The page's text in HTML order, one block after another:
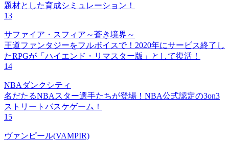
題材とした育成シミュレーション！
13
サファイア・スフィア～蒼き境界～
王道ファンタジーをフルボイスで！2020年にサービス終了し
たRPGが「ハイエンド・リマスター版」として復活！
14
NBAダンクシティ
名だたるNBAスター選手たちが登場！NBA公式認定の3on3
ストリートバスケゲーム！
15
ヴァンピール(VAMPIR)